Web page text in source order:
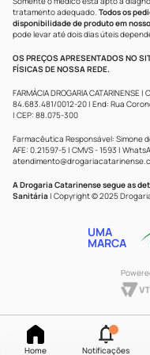
Home Notificações
tratamento adequado. Todos os
disponibilidade de produto em
pode levar até dois dias úteis
OS PREÇOS APRESENTADOS NO
FÍSICAS DE NOSSA REDE.
FARMÁCIA DROGARIA
84.683.481/0012-20 | End: Rua
| CEP: 88.075-300
Farmacêutica Responsável: Simone
AFE: 0.21597-5 | CMVS - 1593 |
A Drogaria Catarinense segue as
Sanitária | Copyright © 2025
UMA
MARCA